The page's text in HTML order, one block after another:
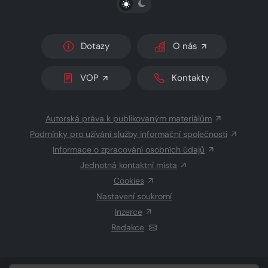
Dotazy O nás
VOP Kontakty
Autorská práva k publikovaným materiálům
Podmínky pro užívání služby informační společnosti
Informace o zpracování osobních údajů
Jednotná kontaktní místa
Cookies
Nastavení soukromí
Inzerce
Redakce